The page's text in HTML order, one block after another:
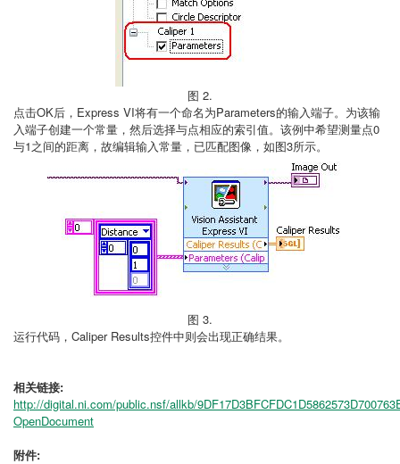
图 2.
点击OK后，Express VI将有一个命名为Parameters的输入端子。为该输
入端子创建一个常量，然后选择与点相应的索引值。该例中希望测量点0
与1之间的距离，故编辑输入常量，已匹配图像，如图3所示。
图 3.
运行代码，Caliper Results控件中则会出现正确结果。
相关链接:
http://digital.ni.com/public.nsf/allkb/
OpenDocument
附件: